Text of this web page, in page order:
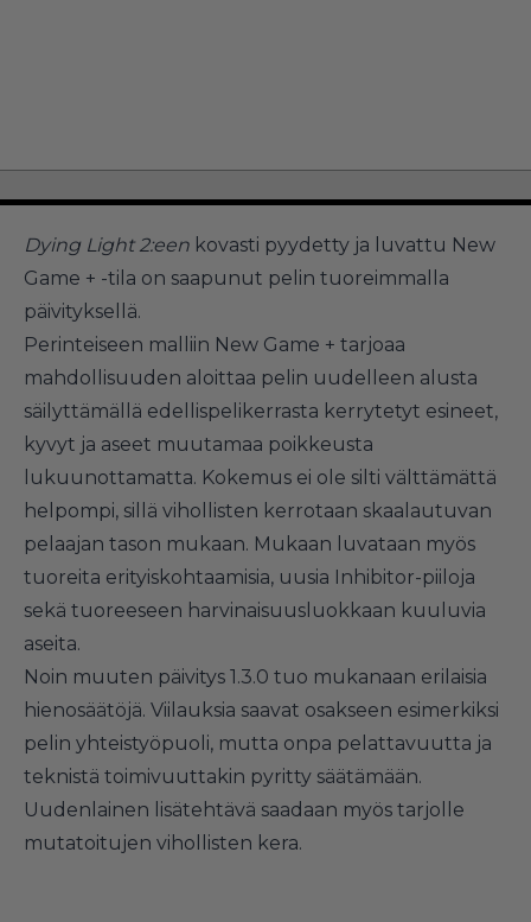
Dying Light 2:een kovasti pyydetty ja luvattu New
Game + -tila on saapunut pelin tuoreimmalla
päivityksellä.
Perinteiseen malliin New Game + tarjoaa
mahdollisuuden aloittaa pelin uudelleen alusta
säilyttämällä edellispelikerrasta kerrytetyt esineet,
kyvyt ja aseet muutamaa poikkeusta
lukuunottamatta. Kokemus ei ole silti välttämättä
helpompi, sillä vihollisten kerrotaan skaalautuvan
pelaajan tason mukaan. Mukaan luvataan myös
tuoreita erityiskohtaamisia, uusia Inhibitor-piiloja
sekä tuoreeseen harvinaisuusluokkaan kuuluvia
aseita.
Noin muuten päivitys 1.3.0 tuo mukanaan erilaisia
hienosäätöjä. Viilauksia saavat osakseen esimerkiksi
pelin yhteistyöpuoli, mutta onpa pelattavuutta ja
teknistä toimivuuttakin pyritty säätämään.
Uudenlainen lisätehtävä saadaan myös tarjolle
mutatoitujen vihollisten kera.